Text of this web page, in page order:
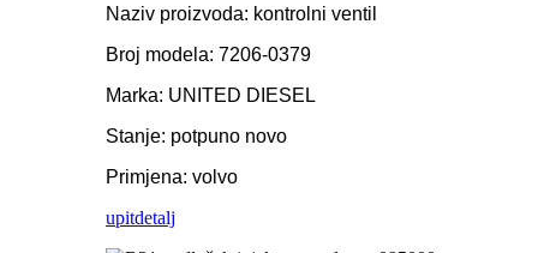
Naziv proizvoda: kontrolni ventil
Broj modela: 7206-0379
Marka: UNITED DIESEL
Stanje: potpuno novo
Primjena: volvo
upitdetalj